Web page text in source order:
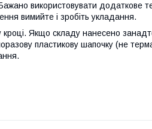
використовувати додаткове
вимийте і зробіть укладання.
Якщо складу нанесено
пластикову шапочку (не